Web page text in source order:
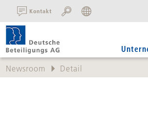
SUCHE:
Kontakt
Newsroom Detail